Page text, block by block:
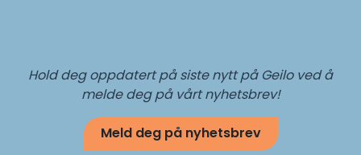
Hold deg oppdatert på siste nytt på Geilo ved å
melde deg på vårt nyhetsbrev!
Meld deg på nyhetsbrev